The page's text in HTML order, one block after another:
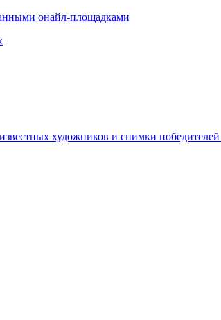
онайл-площадками
художников и снимки